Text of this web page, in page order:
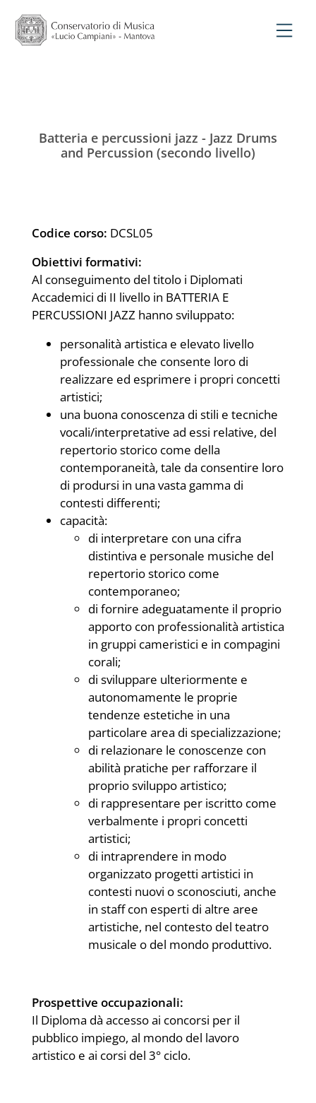
Batteria e percussioni jazz - Jazz Drums
and Percussion (secondo livello)
Codice corso: DCSL05
Obiettivi formativi:
Al conseguimento del titolo i Diplomati
Accademici di II livello in BATTERIA E
PERCUSSIONI JAZZ hanno sviluppato:
personalità artistica e elevato livello
professionale che consente loro di
realizzare ed esprimere i propri concetti
artistici;
una buona conoscenza di stili e tecniche
vocali/interpretative ad essi relative, del
repertorio storico come della
contemporaneità, tale da consentire loro
di prodursi in una vasta gamma di
contesti differenti;
capacità:
di interpretare con una cifra
distintiva e personale musiche del
repertorio storico come
contemporaneo;
di fornire adeguatamente il proprio
apporto con professionalità artistica
in gruppi cameristici e in compagini
corali;
di sviluppare ulteriormente e
autonomamente le proprie
tendenze estetiche in una
particolare area di specializzazione;
di relazionare le conoscenze con
abilità pratiche per rafforzare il
proprio sviluppo artistico;
di rappresentare per iscritto come
verbalmente i propri concetti
artistici;
di intraprendere in modo
organizzato progetti artistici in
contesti nuovi o sconosciuti, anche
in staff con esperti di altre aree
artistiche, nel contesto del teatro
musicale o del mondo produttivo.
Prospettive occupazionali:
Il Diploma dà accesso ai concorsi per il
pubblico impiego, al mondo del lavoro
artistico e ai corsi del 3° ciclo.